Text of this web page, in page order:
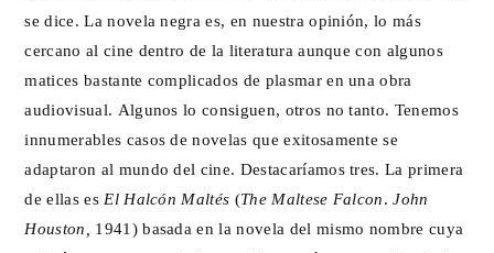
se dice. La novela negra es, en nuestra opinión, lo más
cercano al cine dentro de la literatura aunque con algunos
matices bastante complicados de plasmar en una obra
audiovisual. Algunos lo consiguen, otros no tanto. Tenemos
innumerables casos de novelas que exitosamente se
adaptaron al mundo del cine. Destacaríamos tres. La primera
de ellas es El Halcón Maltés (The Maltese Falcon .John
Houston,
1941) basada en la novela del mismo nombre cuya